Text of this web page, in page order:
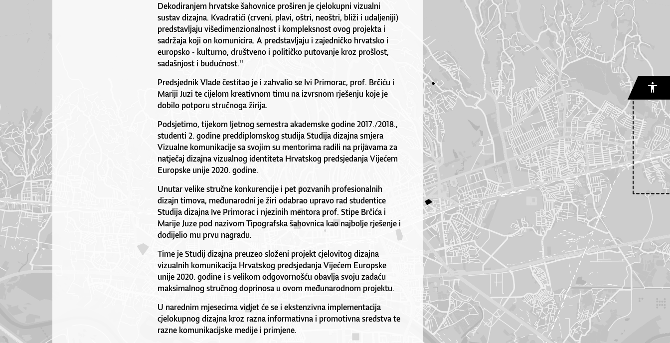
Dekodiranjem hrvatske šahovnice proširen je cjelokupni vizualni
sustav dizajna. Kvadratići (crveni, plavi, oštri, neoštri, bliži i udaljeniji)
predstavljaju višedimenzionalnost i kompleksnost ovog projekta i
sadržaja koji on komunicira. A predstavljaju i zajedničko hrvatsko i
europsko - kulturno, društveno i političko putovanje kroz prošlost,
sadašnjost i budućnost.''
Predsjednik Vlade čestitao je i zahvalio se Ivi Primorac, prof. Brčiću i
Mariji Juzi te cijelom kreativnom timu na izvrsnom rješenju koje je
dobilo potporu stručnoga žirija.
Podsjetimo, tijekom ljetnog semestra akademske godine 2017./2018.,
studenti 2. godine preddiplomskog studija Studija dizajna smjera
Vizualne komunikacije sa svojim su mentorima radili na prijavama za
natječaj dizajna vizualnog identiteta Hrvatskog predsjedanja Vijećem
Europske unije 2020. godine.
Unutar velike stručne konkurencije i pet pozvanih profesionalnih
dizajn timova, međunarodni je žiri odabrao upravo rad studentice
Studija dizajna Ive Primorac i njezinih mentora prof. Stipe Brčića i
Marije Juze pod nazivom Tipografska šahovnica kao najbolje rješenje i
dodijelio mu prvu nagradu.
Time je Studij dizajna preuzeo složeni projekt cjelovitog dizajna
vizualnih komunikacija Hrvatskog predsjedanja Vijećem Europske
unije 2020. godine i s velikom odgovornošću obavlja svoju zadaću
maksimalnog stručnog doprinosa u ovom međunarodnom projektu.
U narednim mjesecima vidjet će se i ekstenzivna implementacija
cjelokupnog dizajna kroz razna informativna i promotivna sredstva te
razne komunikacijske medije i primjene.